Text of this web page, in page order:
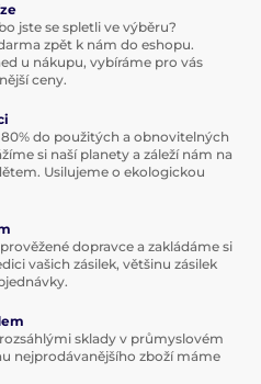
jste se spletli ve výběru?
zpět k nám do eshopu.
u nákupu, vybíráme pro vás
ceny.
do použitých a obnovitelných
si naší planety a záleží nám na
Usilujeme o ekologickou
dopravce a zakládáme si
vašich zásilek, většinu zásilek
sklady v průmyslovém
nejprodávanějšího zboží máme